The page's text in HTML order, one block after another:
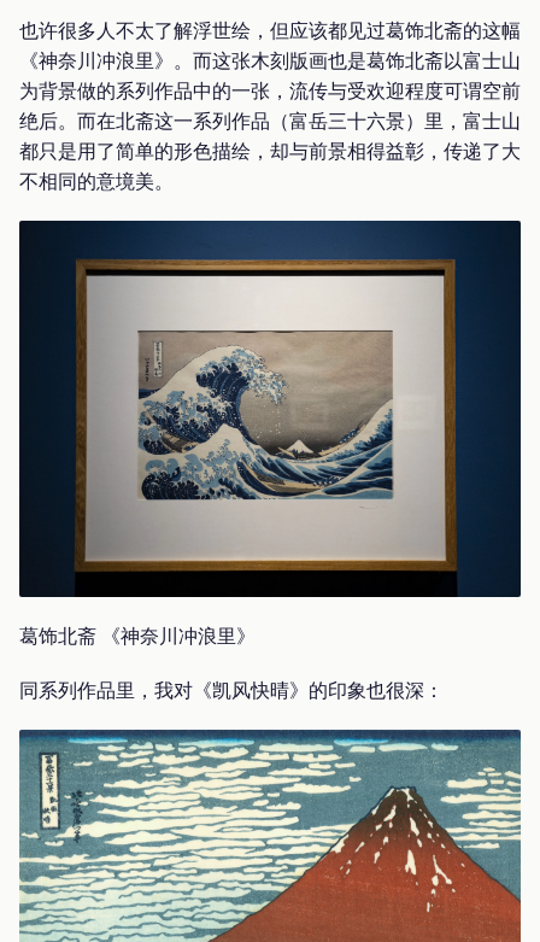
也许很多人不太了解浮世绘，但应该都见过葛饰北斋的这幅
《神奈川冲浪里》。而这张木刻版画也是葛饰北斋以富士山
为背景做的系列作品中的一张，流传与受欢迎程度可谓空前
绝后。而在北斋这一系列作品（富岳三十六景）里，富士山
都只是用了简单的形色描绘，却与前景相得益彰，传递了大
不相同的意境美。
葛饰北斋 《神奈川冲浪里》
同系列作品里，我对《凯风快晴》的印象也很深：